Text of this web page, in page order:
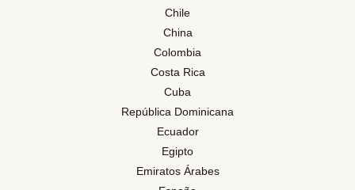
Chile
China
Colombia
Costa Rica
Cuba
República Dominicana
Ecuador
Egipto
Emiratos Árabes